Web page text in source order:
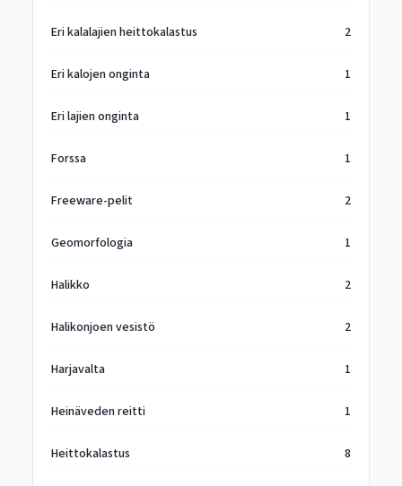
Eri kalalajien heittokalastus 2
Eri kalojen onginta 1
Eri lajien onginta 1
Forssa 1
Freeware-pelit 2
Geomorfologia 1
Halikko 2
Halikonjoen vesistö 2
Harjavalta 1
Heinäveden reitti 1
Heittokalastus 8